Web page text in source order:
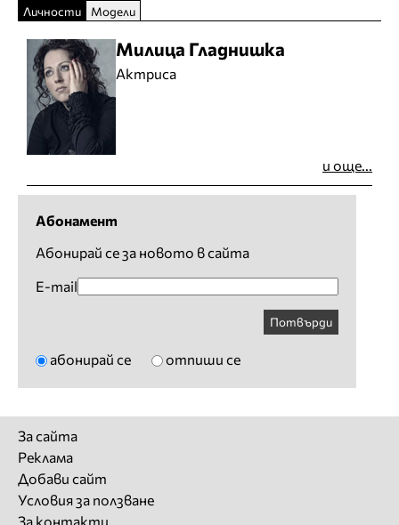
Личности Модели
Милица Гладнишка
Актриса
и още...
Абонамент
Абонирай се за новото в сайта
E-mail
Потвърди
абонирай се отпиши се
За сайта
Реклама
Добави сайт
Условия за ползване
За контакти